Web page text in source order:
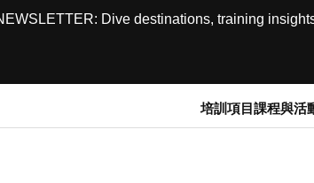
Dive destinations, training
培訓項目課程與活